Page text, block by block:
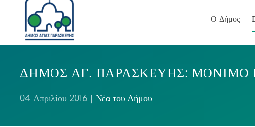
Ο Δήμος
ΔΗΜΟΣ ΑΓ. ΠΑΡΑΣΚΕΥΗΣ: ΜΟΝΙΜΟ
04 Απριλίου 2016 Νέα του Δήμου